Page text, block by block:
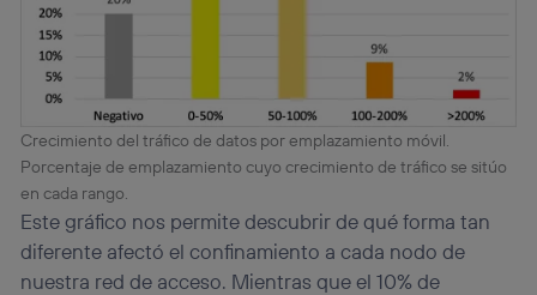
Crecimiento del tráfico de datos por emplazamiento móvil.
Porcentaje de emplazamiento cuyo crecimiento de tráfico se sitúo
en cada rango.
Este gráfico nos permite descubrir de qué forma tan
diferente afectó el confinamiento a cada nodo de
nuestra red de acceso. Mientras que el 10% de